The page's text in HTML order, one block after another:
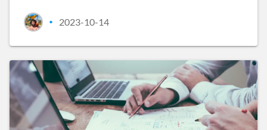
• 2023-10-14